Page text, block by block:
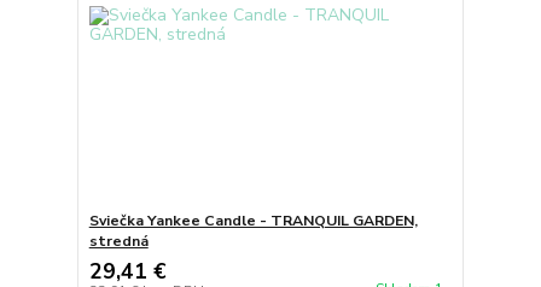
Sviečka Yankee Candle - TRANQUIL GARDEN,
stredná
29,41 €